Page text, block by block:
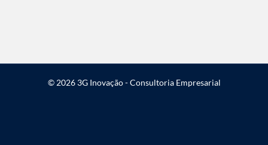
© 2026 3G Inovação - Consultoria Empresarial